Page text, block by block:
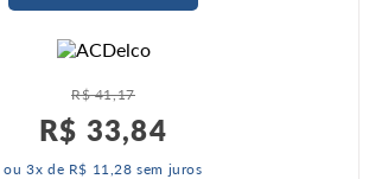
R$ 41,17
R$ 33,84
ou3x de R$ 11 28 sem juros